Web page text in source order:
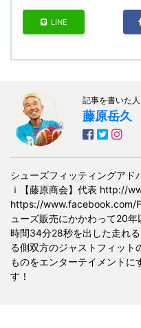
LINE
記事を書いた人
藤原岳久
シューズフィッティングア
ｉ【藤原商会】代表 http://
https://www.facebook.com/
ューズ販売にかかわって20
時間34分28秒を出した走れ
る側双方のジャストフィット
ものをエンターテイメント
す！